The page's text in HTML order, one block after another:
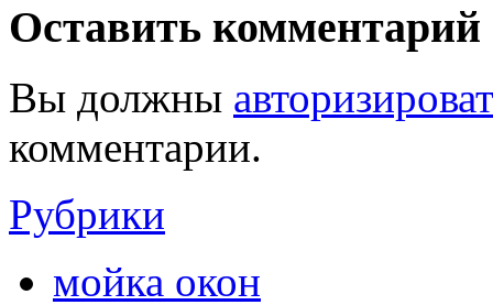
Оставить комментарий
Вы должны
комментарии.
Рубрики
мойка окон